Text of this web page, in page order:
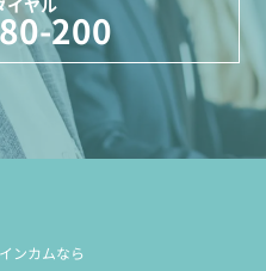
200
ンカムなら